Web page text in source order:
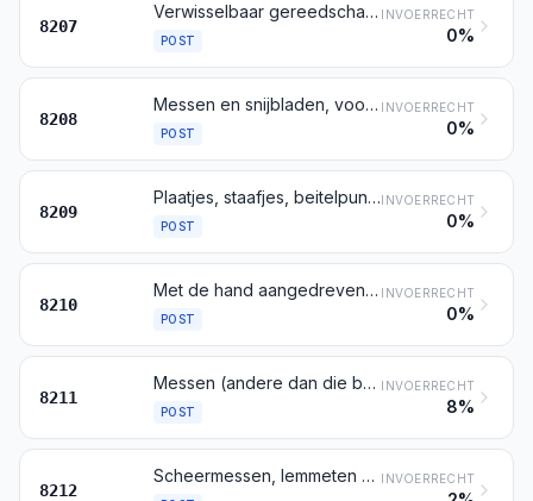
8207
Verwisselbaar gereedschap voor al dan niet mechanisch handgereedschap of voor gereedschapswerktuigen (bijvoorbeeld voor het stampen, stansen, draadtappen, draadsnijden, boren, ruimen, kotteren, frezen, draaien, vastschroeven), daaronder begrepen trekstenen of trekmatrijzen en pers- of extrusiematrijzen voor het bewerken van metalen, alsmede grond- en gesteenteboren
POST
INVOERRECHT
0%
8208
Messen en snijbladen, voor machines en voor mechanische toestellen
POST
INVOERRECHT
0%
8209
Plaatjes, staafjes, beitelpunten en dergelijke voorwerpen voor gereedschap, niet gemonteerd, vervaardigd van cermets
POST
INVOERRECHT
0%
8210
Met de hand aangedreven mechanische toestellen met een gewicht van 10 kg of minder, die gebezigd worden bij het bereiden, opmaken, enz., van voedingsmiddelen en van dranken
POST
INVOERRECHT
0%
8211
Messen (andere dan die bedoeld bij post 8208), ook indien getand, zaksnoeimessen daaronder begrepen, alsmede lemmeten daarvan
POST
INVOERRECHT
8%
8212
Scheermessen, lemmeten en mesjes voor scheermessen (niet-afgewerkte scheermesjes, al dan niet in bandvorm, daaronder begrepen) INVOERRECHT